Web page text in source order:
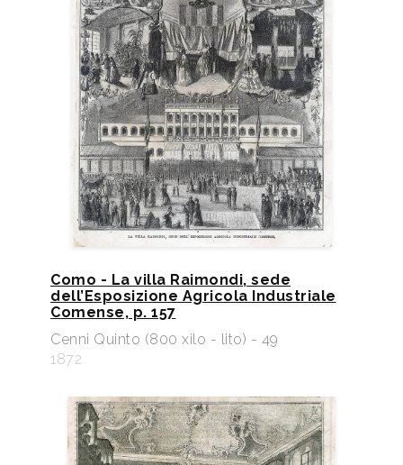
Como - La villa Raimondi, sede
dell’Esposizione Agricola Industriale
Comense, p. 157
Cenni Quinto (800 xilo - lito) - 49
1872